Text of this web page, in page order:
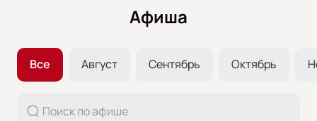
Афиша
Все Август Сентябрь Октябрь